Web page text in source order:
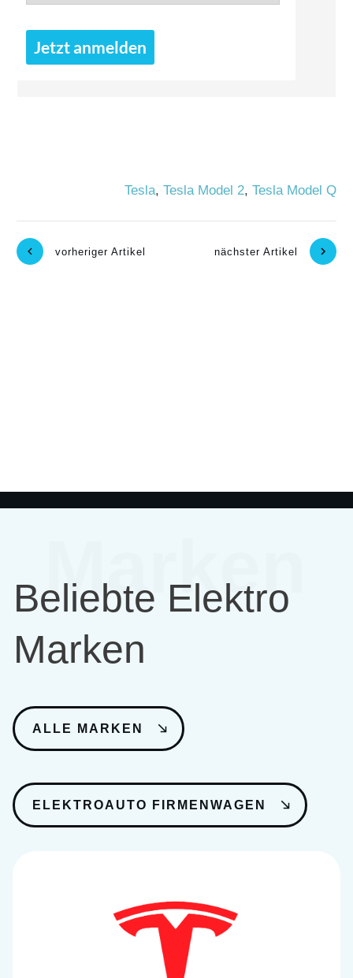
Jetzt anmelden
Tesla, Tesla Model 2, Tesla Model Q
vorheriger Artikel nächster Artikel
Marken
Beliebte Elektro
Marken
ALLE MARKEN
ELEKTROAUTO FIRMENWAGEN